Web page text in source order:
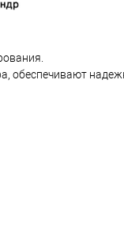
обеспечивают